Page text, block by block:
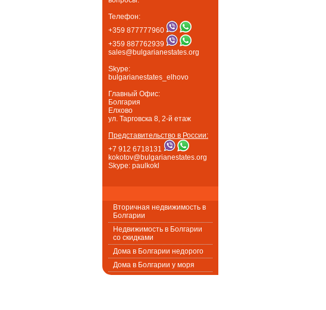
Телефон:
+359 877777960
+359 887762939
sales@bulgarianestates.org
Skype:
bulgarianestates_elhovo
Главный Офис:
Болгария
Елхово
ул. Тарговска 8, 2-й етаж
Представительство в России:
+7 912 6718131
kokotov@bulgarianestates.org
Skype: paulkokl
Вторичная недвижимость в
Болгарии
Недвижимость в Болгарии
со скидками
Дома в Болгарии недорого
Дома в Болгарии у моря